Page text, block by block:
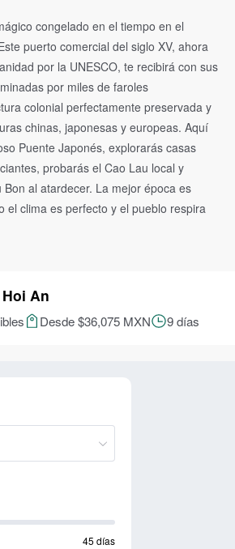
congelado en el tiempo en el
puerto comercial del siglo XV, ahora
por la UNESCO, te recibirá con sus
por miles de faroles
colonial perfectamente preservada y
chinas, japonesas y europeas. Aquí
Puente Japonés, explorarás casas
probarás el Cao Lau local y
al atardecer. La mejor época es
el clima es perfecto y el pueblo respira
An
Desde $36,075 MXN 9 días
45 días